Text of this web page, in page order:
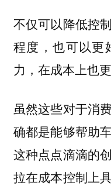
不仅可以降低控
程度，也可以更
力，在成本上也
虽然这些对于消
确都是能够帮助
这种点点滴滴的
拉在成本控制上